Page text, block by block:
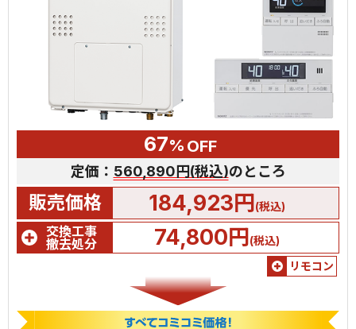
67% OFF
定価： 560,890円(税込)のところ
販売価格 184,923円(税込)
交換工事
撤去処分
74,800円(税込)
リモコン